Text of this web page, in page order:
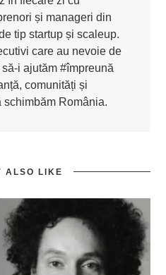
și manageri din
tip startup și scaleup.
care au nevoie de
i ajutăm #împreună
comunități și
schimbăm România.
ALSO LIKE